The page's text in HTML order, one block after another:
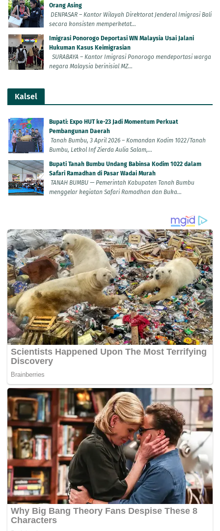
Orang Asing
DENPASAR – Kantor Wilayah Direktorat Jenderal Imigrasi Bali
secara konsisten memperketat...
Imigrasi Ponorogo Deportasi WN Malaysia Usai Jalani
Hukuman Kasus Keimigrasian
SURABAYA – Kantor Imigrasi Ponorogo mendeportasi warga
negara Malaysia berinisial MZ...
Kalsel
Bupati: Expo HUT ke-23 Jadi Momentum Perkuat
Pembangunan Daerah
Tanah Bumbu, 3 April 2026 – Komandan Kodim 1022/Tanah
Bumbu, Letkol Inf Zierda Aulia Salam,...
Bupati Tanah Bumbu Undang Babinsa Kodim 1022 dalam
Safari Ramadhan di Pasar Wadai Murah
TANAH BUMBU — Pemerintah Kabupaten Tanah Bumbu
menggelar kegiatan Safari Ramadhan dan Buka...